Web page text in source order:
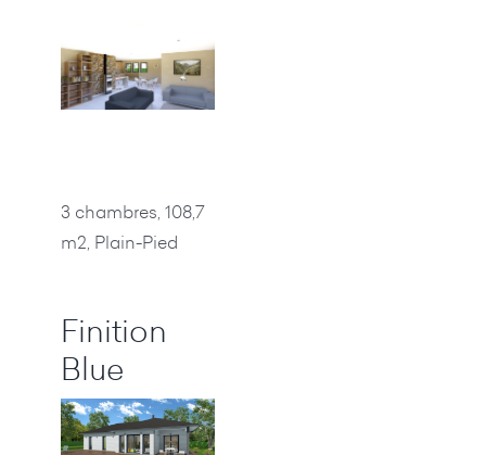
3 chambres, 108,7
m2, Plain-Pied
Finition
Blue